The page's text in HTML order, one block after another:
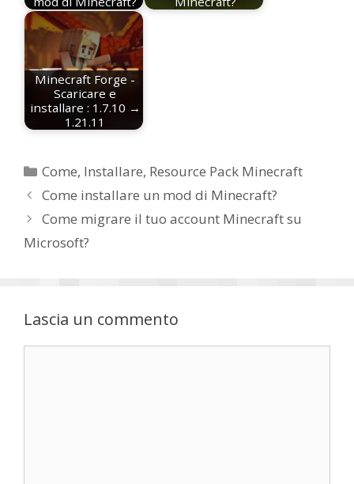
Minecraft Forge -
Scaricare e
installare : 1.7.10 →
1.21.11
Categorie
Come, Installare, Resource Pack Minecraft
Come installare un mod di Minecraft?
Come migrare il tuo account Minecraft su
Microsoft?
Lascia un commento